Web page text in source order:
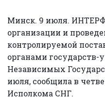
Минск. 9 июля.
организации и
контролируемой
органами государств-
Независимых
июля, сообщила в
Исполкома СНГ.